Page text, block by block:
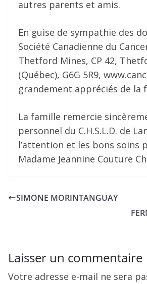
autres parents et amis.
En guise de sympathie des
Société Canadienne du
Thetford Mines, CP 42,
(Québec), G6G 5R9,
grandement appréciés de la
La famille remercie
personnel du C.H.S.L.D. de
l’attention et les bons soins
Madame Jeannine Couture
SIMONE MORINTANGUAY
Laisser un commentaire
Votre adresse e-mail ne sera